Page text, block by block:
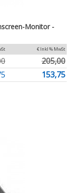
Monitor -
€ Inkl % MwSt
205,00
153,75